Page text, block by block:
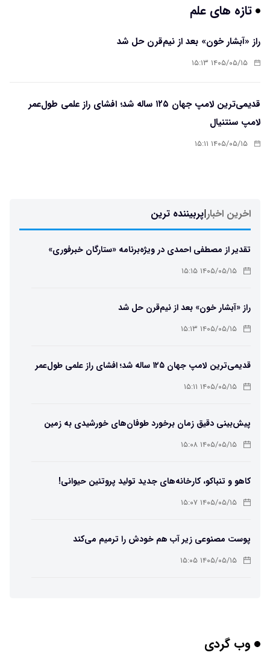
تازه های علم
راز «آبشار خون» بعد از نیم‌قرن حل شد
۱۴۰۵/۰۵/۱۵ ۱۵:۱۳
قدیمی‌ترین لامپ جهان ۱۲۵ ساله شد؛ افشای راز علمی طول‌عمر
لامپ سنتنیال
۱۴۰۵/۰۵/۱۵ ۱۵:۱۱
اخرین اخبار|پربیننده ترین
تقدیر از مصطفی احمدی در ویژه‌برنامه «ستارگان خبرفوری»
۱۴۰۵/۰۵/۱۵ ۱۵:۱۵
راز «آبشار خون» بعد از نیم‌قرن حل شد
۱۴۰۵/۰۵/۱۵ ۱۵:۱۳
قدیمی‌ترین لامپ جهان ۱۲۵ ساله شد؛ افشای راز علمی طول‌عمر
لامپ سنتنیال
۱۴۰۵/۰۵/۱۵ ۱۵:۱۱
پیش‌بینی دقیق زمان برخورد طوفان‌های خورشیدی به زمین
ممکن شد
۱۴۰۵/۰۵/۱۵ ۱۵:۰۸
کاهو و تنباکو، کارخانه‌های جدید تولید پروتئین حیوانی!
۱۴۰۵/۰۵/۱۵ ۱۵:۰۷
پوست مصنوعی زیر آب هم خودش را ترمیم می‌کند
۱۴۰۵/۰۵/۱۵ ۱۵:۰۵
برنج فضایی چین به مرحله برداشت رسید
وب گردی